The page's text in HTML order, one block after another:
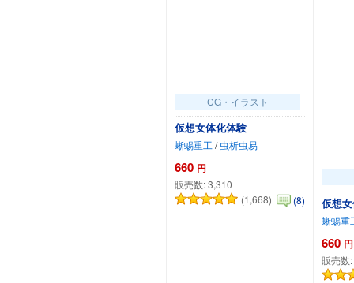
CG・イラスト
仮想女体化体験
蜥蜴重工 / 虫析虫易
660 円
販売数:3,310
(1,668)
(8) 仮想
蜥蜴重
660 円
販売数: